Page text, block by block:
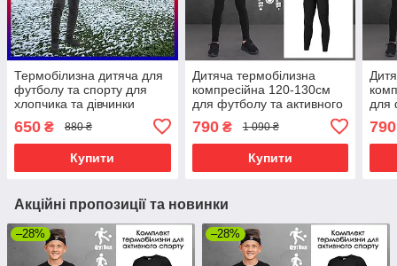
Термобілизна дитяча для
футболу та спорту для
хлопчика та дівчинки
650 ₴ 880 ₴
Купити
Дитяча термобілизна
компресійна 120-130см
для футболу та активного
спорту (лонгслів+штани)
без флісу, чорна
790₴ 1 090 ₴
Купити
для
без
790
Акційні пропозиції та новинки
–28% –28%